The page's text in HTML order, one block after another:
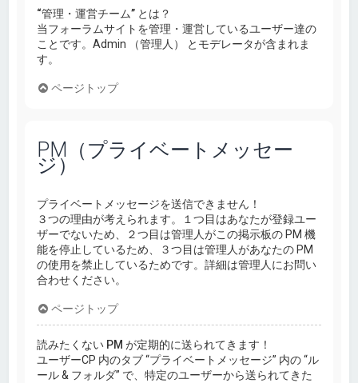
“管理・運営チーム” とは？
当フォーラムサイトを管理・運営しているユーザー達の
ことです。Admin （管理人） とモデレータが含まれま
す。
ページトップ
PM（プライベートメッセー
ジ）
プライベートメッセージを送信できません！
３つの理由が考えられます。１つ目はあなたが登録ユー
ザーでないため、２つ目は管理人がこの掲示板の PM 機
能を停止しているため、３つ目は管理人があなたの PM
の使用を禁止しているためです。詳細は管理人にお問い
合わせください。
ページトップ
読みたくない PM が定期的に送られてきます！
ユーザーCP 内のタブ “プライベートメッセージ” 内の “ル
ール & フォルダ” で、特定のユーザーから送られてきた